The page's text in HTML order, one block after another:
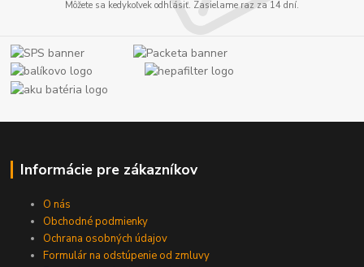
Môžete sa kedykoľvek odhlásiť. Zasielame raz za 14 dní.
Informácie pre zákazníkov
O nás
Obchodné podmienky
Ochrana osobných údajov
Formulár na odstúpenie od zmluvy